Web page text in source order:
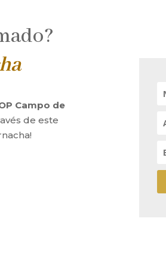
Campo de
de este